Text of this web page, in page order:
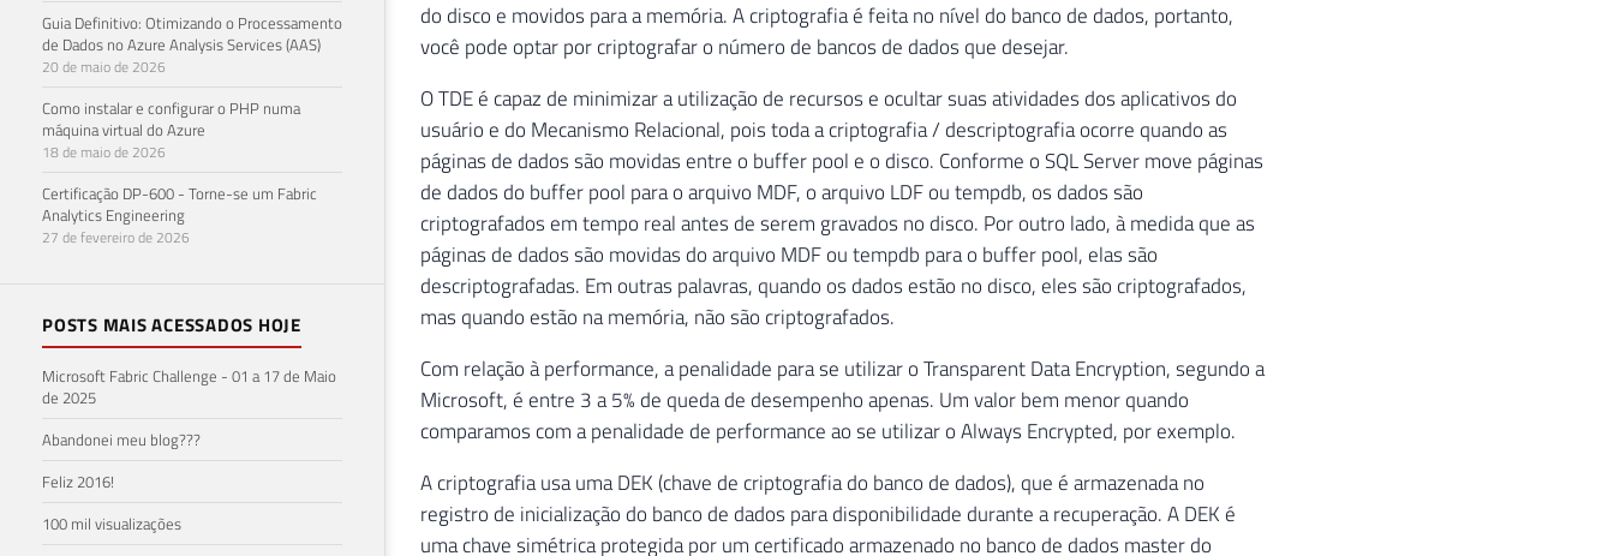
Guia Definitivo: Otimizando o Processamento
de Dados no Azure Analysis Services (AAS)
20 de maio de 2026
Como instalar e configurar o PHP numa
máquina virtual do Azure
18 de maio de 2026
Certificação DP-600 - Torne-se um Fabric
Analytics Engineering
27 de fevereiro de 2026
POSTS MAIS ACESSADOS HOJE
Microsoft Fabric Challenge - 01 a 17 de Maio
de 2025
Abandonei meu blog???
Feliz 2016!
100 mil visualizações
do disco e movidos para a memória. A criptografia é feita no nível do banco de dados, portanto,
você pode optar por criptografar o número de bancos de dados que desejar.
O TDE é capaz de minimizar a utilização de recursos e ocultar suas atividades dos aplicativos do
usuário e do Mecanismo Relacional, pois toda a criptografia / descriptografia ocorre quando as
páginas de dados são movidas entre o buffer pool e o disco. Conforme o SQL Server move páginas
de dados do buffer pool para o arquivo MDF, o arquivo LDF ou tempdb, os dados são
criptografados em tempo real antes de serem gravados no disco. Por outro lado, à medida que as
páginas de dados são movidas do arquivo MDF ou tempdb para o buffer pool, elas são
descriptografadas. Em outras palavras, quando os dados estão no disco, eles são criptografados,
mas quando estão na memória, não são criptografados.
Com relação à performance, a penalidade para se utilizar o Transparent Data Encryption, segundo a
Microsoft, é entre 3 a 5% de queda de desempenho apenas. Um valor bem menor quando
comparamos com a penalidade de performance ao se utilizar o Always Encrypted, por exemplo.
A criptografia usa uma DEK (chave de criptografia do banco de dados), que é armazenada no
registro de inicialização do banco de dados para disponibilidade durante a recuperação. A DEK é
uma chave simétrica protegida por um certificado armazenado no banco de dados master do